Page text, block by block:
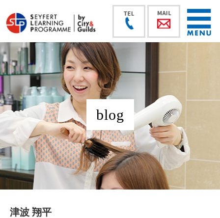
blog
津波 翔平